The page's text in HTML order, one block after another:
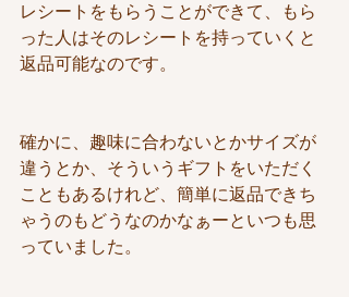
レシートをもらうことができて、もら
った人はそのレシートを持っていくと
返品可能なのです。
確かに、趣味に合わないとかサイズが
違うとか、そういうギフトをいただく
こともあるけれど、簡単に返品できち
ゃうのもどうなのかなぁーといつも思
っていました。